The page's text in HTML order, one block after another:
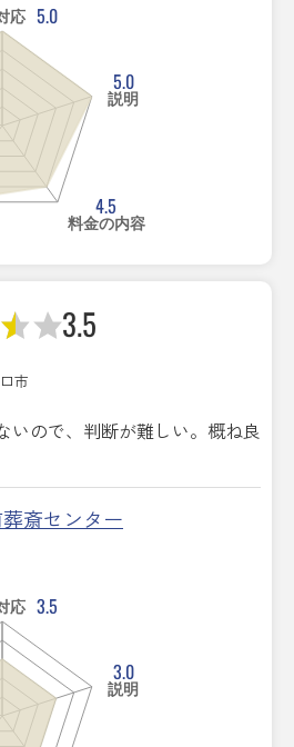
応 5.0
5.0
説明
4.5
料金の内容
3.5
市
いので、判断が難しい。概ね良
斎センター
応 3.5
3.0
説明